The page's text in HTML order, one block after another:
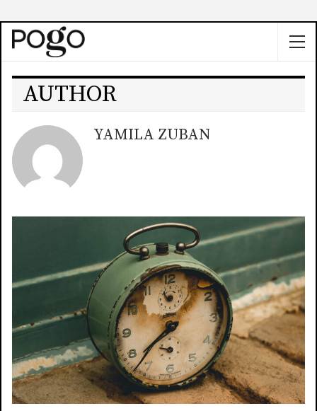
AUTHOR
YAMILA ZUBAN